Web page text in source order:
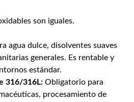
son iguales.
agua dulce, disolventes suaves
generales. Es rentable y
estándar.
316/316L: Obligatorio para
procesamiento de